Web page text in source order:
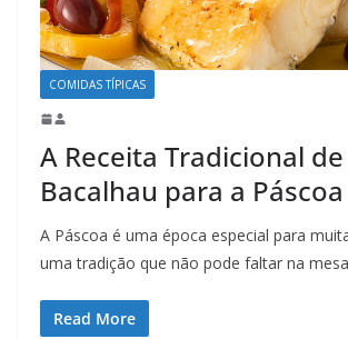
COMIDAS TÍPICAS
A Receita Tradicional de
Bacalhau para a Páscoa
A Páscoa é uma época especial para
uma tradição que não pode faltar na
Read More